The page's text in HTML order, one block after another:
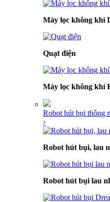
Máy lọc không khí
Quạt điện
Máy lọc không khí
Robot hút bụi thông
›
Robot hút bụi, lau
Robot hút bụi lau